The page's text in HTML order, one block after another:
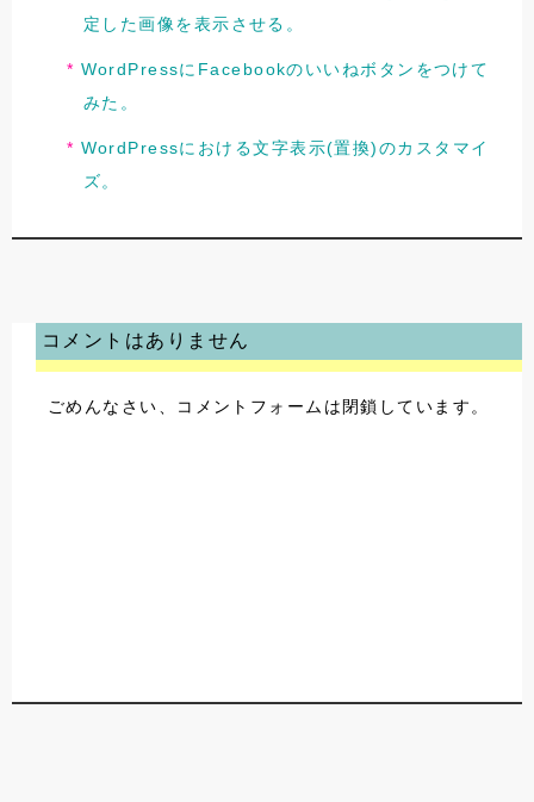
定した画像を表示させる。
WordPressにFacebookのいいねボタンをつけて
みた。
WordPressにおける文字表示(置換)のカスタマイ
ズ。
コメントはありません
ごめんなさい、コメントフォームは閉鎖しています。